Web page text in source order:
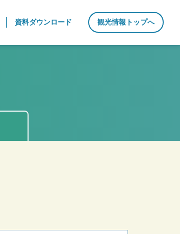
資料ダウンロード 観光情報トップへ